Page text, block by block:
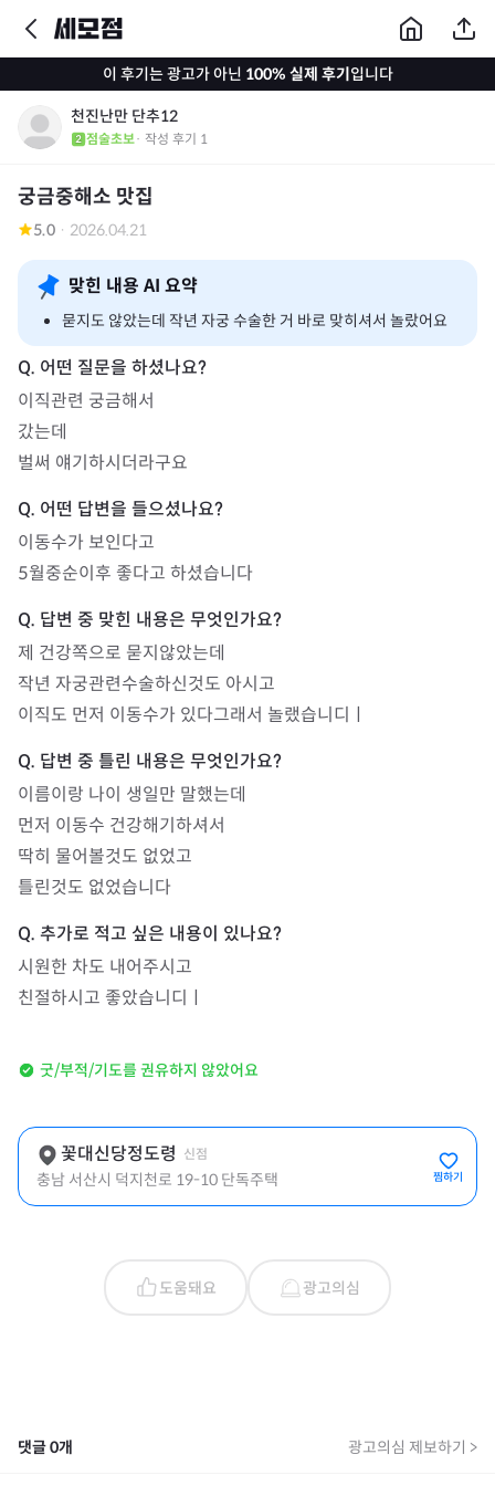
이 후기는 광고가 아닌 100% 실제 후기입니다
천진난만 단추12
점술초보· 작성 후기 1
궁금중해소 맛집
5.0 · 2026.04.21
맞힌 내용 AI 요약
묻지도 않았는데 작년 자궁 수술한 거 바로 맞히셔서 놀랐어요
이직관련 궁금해서
갔는데
벌써 얘기하시더라구요
이동수가 보인다고
5월중순이후 좋다고 하셨습니다
제 건강쪽으로 묻지않았는데
작년 자궁관련수술하신것도 아시고
이직도 먼저 이동수가 있다그래서 놀랬습니디ㅣ
이름이랑 나이 생일만 말했는데
먼저 이동수 건강해기하셔서
딱히 물어볼것도 없었고
틀린것도 없었습니다
시원한 차도 내어주시고
친절하시고 좋았습니디ㅣ
굿/부적/기도를 권유하지 않았어요
꽃대신당정도령 신점
충남 서산시 덕지천로 19-10 단독주택 찜하기
도움돼요 광고의심
댓글0개 광고의심 제보하기 >